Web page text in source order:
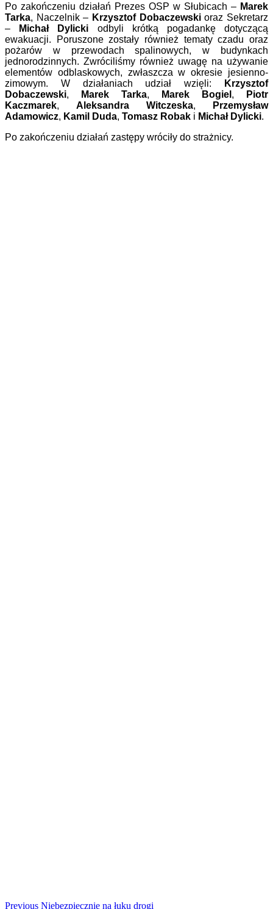
Po zakończeniu działań Prezes OSP w Słubicach – Marek
Tarka, Naczelnik – Krzysztof Dobaczewskioraz Sekretarz
–
Michał Dylicki odbyli krótką pogadankę dotyczącą
ewakuacji. Poruszone zostały również tematy czadu oraz
pożarów w przewodach spalinowych, w budynkach
jednorodzinnych. Zwróciliśmy również uwagę na używanie
elementów odblaskowych, zwłaszcza w okresie jesienno-
zimowym. W działaniach udział wzięli:
Krzysztof
Dobaczewski, Marek Tarka, Marek Bogiel ,
Piotr
Kaczmarek, Aleksandra Witczeska,
Przemysław
Adamowicz, Kamil Duda, Tomasz Robak i Michał Dylicki.
Po zakończeniu działań zastępy wróciły do strażnicy.
Previous Niebezpiecznie na łuku drogi